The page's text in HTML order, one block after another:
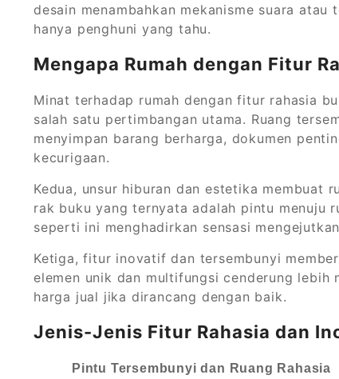
desain menambahkan mekanisme suara
hanya penghuni yang tahu.
Mengapa Rumah dengan Fitur
Minat terhadap rumah dengan fitur rahasia
salah satu pertimbangan utama. Ruang
menyimpan barang berharga, dokumen
kecurigaan.
Kedua, unsur hiburan dan estetika membuat
rak buku yang ternyata adalah pintu menuju
seperti ini menghadirkan sensasi
Ketiga, fitur inovatif dan tersembunyi
elemen unik dan multifungsi cenderung
harga jual jika dirancang dengan baik.
Jenis-Jenis Fitur Rahasia dan
Pintu Tersembunyi dan Ruang Rahasia